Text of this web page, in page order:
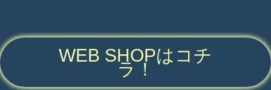
WEB SHOPはコチ
ラ！